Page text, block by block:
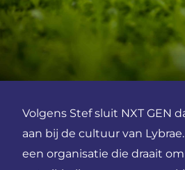
Volgens Stef sluit NXT GEN
aan bij de cultuur van
een organisatie die draait